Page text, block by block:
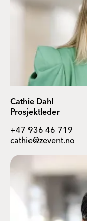
Cathie Dahl
Prosjektleder
+47 936 46 719
cathie@zevent.no